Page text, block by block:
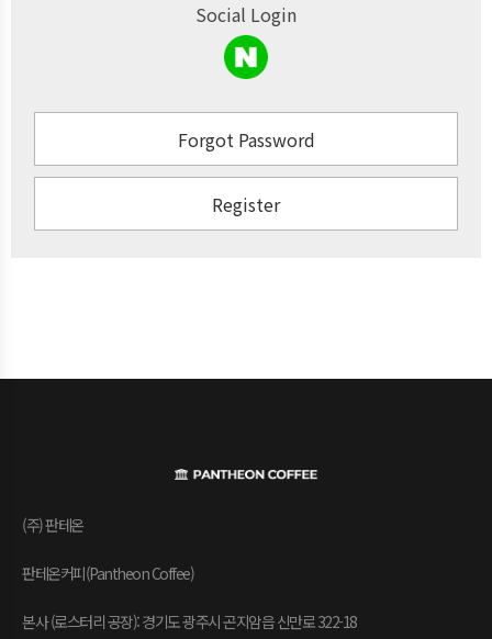
Social Login
Forgot Password
Register
(주) 판테온
판테온커피(Pantheon Coffee)
본사 (로스터리 공장): 경기도 광주시 곤지암읍 신만로 322-18